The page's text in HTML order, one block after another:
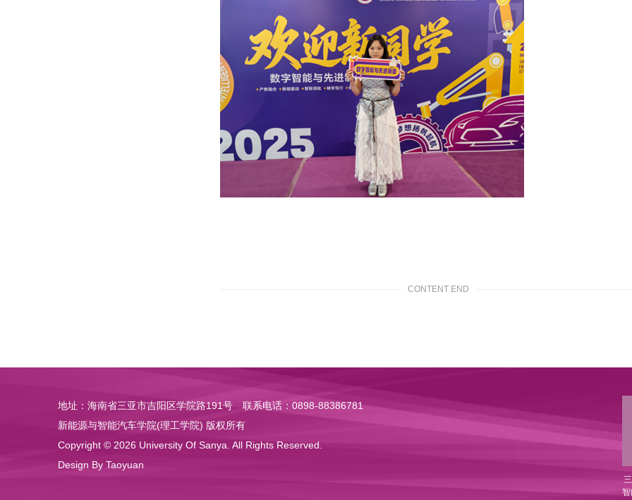
CONTENT END
地址：海南省三亚市吉阳区学院路191号
联系电话：0898-88386781
新能源与智能汽车学院(理工学院) 版权所有
Copyright © 2026 University Of Sanya. All Rights Reserved.
Design By Taoyuan